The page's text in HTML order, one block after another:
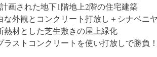
画された地下1階地上2階の住宅建築
な外観とコンクリート打放し＋シナベニ
熱材とした芝生敷きの屋上緑化
ストコンクリートを使い打放しで勝負！